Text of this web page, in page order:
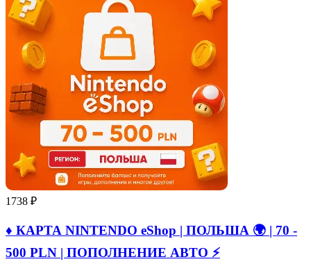
1738 ₽
♦️ КАРТА NINTENDO eShop | ПОЛЬША 🌍 | 70 -
500 PLN | ПОПОЛНЕНИЕ АВТО ⚡